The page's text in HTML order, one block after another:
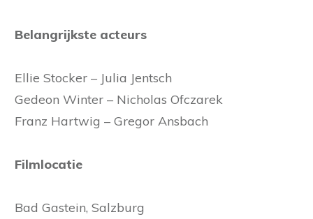
Belangrijkste acteurs
Ellie Stocker – Julia Jentsch
Gedeon Winter – Nicholas Ofczarek
Franz Hartwig – Gregor Ansbach
Filmlocatie
Bad Gastein, Salzburg